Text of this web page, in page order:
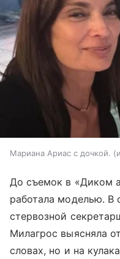
Мариана Ариас с дочкой.
До съемок в «Диком
работала моделью. В
стервозной
Милагрос выясняла
словах, но и на